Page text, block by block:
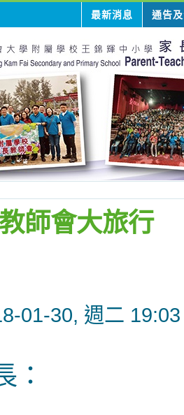
最新消息 通告
師會大旅行
01-30, 週二 19:03
：